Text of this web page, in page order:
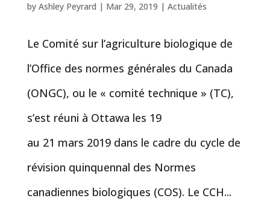
by Ashley Peyrard | Mar 29, 2019 | Actualités
Le Comité sur l’agriculture biologique de
l’Office des normes générales du Canada
(ONGC), ou le « comité technique » (TC),
s’est réuni à Ottawa les 19
au 21 mars 2019 dans le cadre du cycle de
révision quinquennal des Normes
canadiennes biologiques (COS). Le CCH...